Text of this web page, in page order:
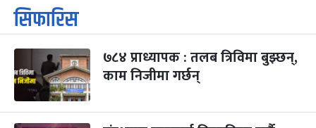
१
आइत
कार्तिक सङ्क्रान्ति
कार्तिक १, २०८३
३
मंगल
महानवमी
कार्तिक ३, २०८३-Oct 20, 2026
२ महिना बाँकी
४
बुध कार्तिक ४, २०८३
सिफारिस
७८४ प्राध्यापक : तलब त्रिविमा बुझ्छन्,
काम निजीमा गर्छन्